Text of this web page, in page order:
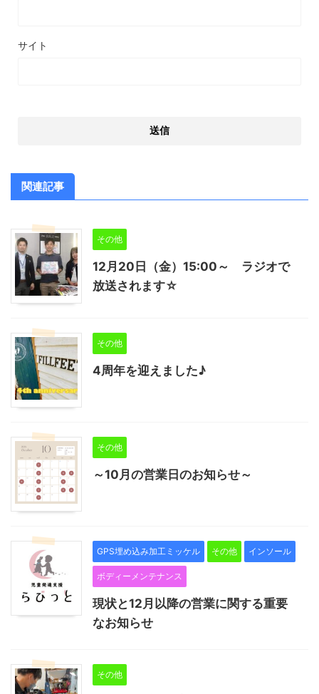
サイト
関連記事
その他
12月20日（金）15:00～ ラジオで
放送されます☆
その他
4周年を迎えました♪
その他
～10月の営業日のお知らせ～
GPS埋め込み加工ミッケル その他 インソール
ボディーメンテナンス
現状と12月以降の営業に関する重要
なお知らせ
その他